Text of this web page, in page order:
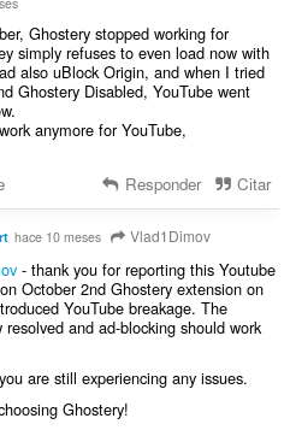
Ghostery stopped working for
simply refuses to even load now with
also uBlock Origin, and when I tried
Ghostery Disabled, YouTube went
anymore for YouTube,
Responder Citar
hace 10 meses Vlad1Dimov
- thank you for reporting this Youtube
October 2nd Ghostery extension on
YouTube breakage. The
and ad-blocking should work
are still experiencing any issues.
Ghostery!